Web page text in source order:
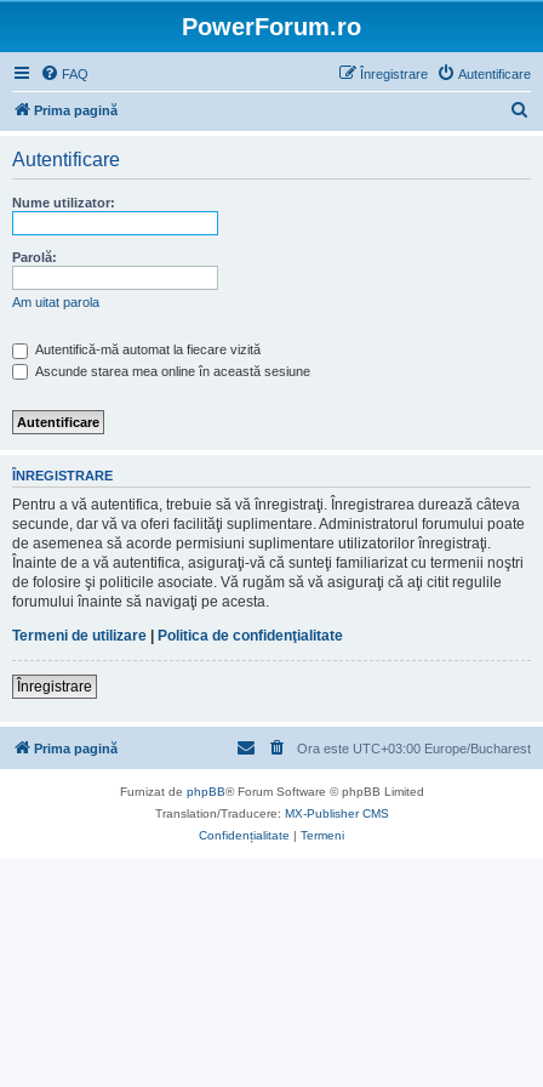
PowerForum.ro
FAQ Autentificare
Înregistrare
Prima pagină
Autentificare
Nume utilizator:
Parolă:
Am uitat parola
Autentifică-mă automat la fiecare vizită
Ascunde starea mea online în această sesiune
ÎNREGISTRARE
Pentru a vă autentifica, trebuie să vă înregistraţi. Înregistrarea durează câteva
secunde, dar vă va oferi facilităţi suplimentare. Administratorul forumului poate
de asemenea să acorde permisiuni suplimentare utilizatorilor înregistraţi.
Înainte de a vă autentifica, asiguraţi-vă că sunteţi familiarizat cu termenii noştri
de folosire şi politicile asociate. Vă rugăm să vă asiguraţi că aţi citit regulile
forumului înainte să navigaţi pe acesta.
Termeni de utilizare | Politica de confidenţialitate
Înregistrare
Prima pagină Ora este UTC+03:00 Europe/Bucharest
Furnizat de phpBB® Forum Software © phpBB Limited
Translation/Traducere: MX-Publisher CMS
Confidențialitate | Termeni